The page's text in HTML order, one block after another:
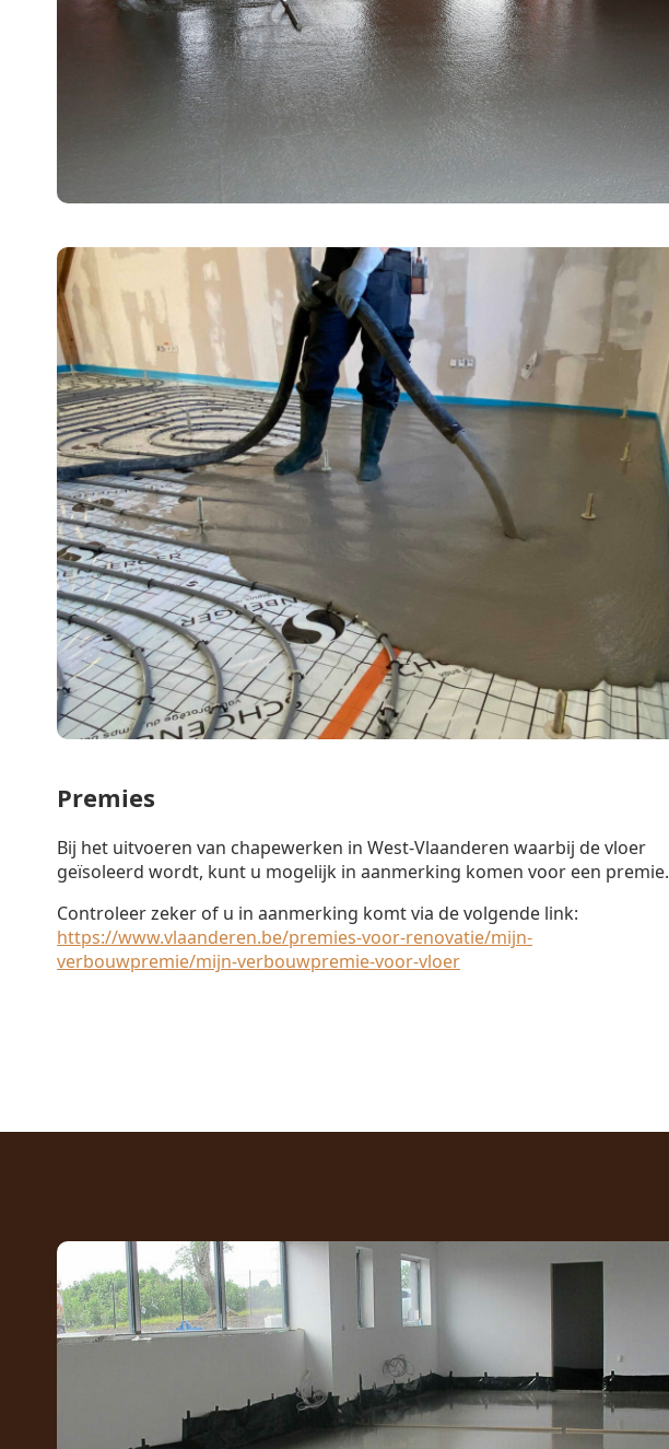
Premies
Bij het uitvoeren van chapewerken in West-Vlaanderen waarbij de vloer
geïsoleerd wordt, kunt u mogelijk in aanmerking komen voor een premie.
Controleer zeker of u in aanmerking komt via de volgende link:
https://www.vlaanderen.be/premies-voor-renovatie/mijn-
verbouwpremie/mijn-verbouwpremie-voor-vloer